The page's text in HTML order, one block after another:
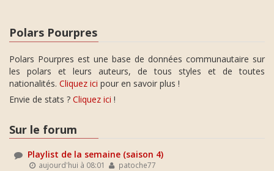
Polars Pourpres
Polars Pourpres est une base de données communautaire sur
les polars et leurs auteurs, de tous styles et de toutes
nationalités. Cliquez ici pour en savoir plus !
Envie de stats ? Cliquez ici !
Sur le forum
Playlist de la semaine (saison 4)
aujourd'hui à 08:01 patoche77